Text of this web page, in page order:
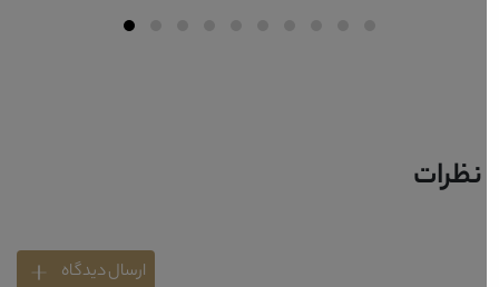
نظرات
ارسال دیدگاه